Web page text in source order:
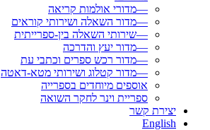
—מדורי אולמות קריאה
—מדור השאלה ושירותי קוראים
—שירותי השאלה בין-ספרייתית
—מדור יעץ והדרכה
—מדור רכש ספרים וכתבי עת
—מדור קטלוג ושירותי מטא-דאטה
אוספים מיוחדים בספרייה
ספריית וינר לחקר השואה
יצירת קשר
English